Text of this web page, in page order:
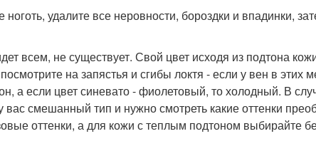
удалите все неровности, бороздки и впадинки,
всем, не существует. Свой цвет исходя из подтона
на запястья и сгибы локтя - если у вен в этих
а если цвет синевато - фиолетовый, то холодный. В
вас смешанный тип и нужно смотреть какие оттенки
оттенки, а для кожи с теплым подтоном выбирайте